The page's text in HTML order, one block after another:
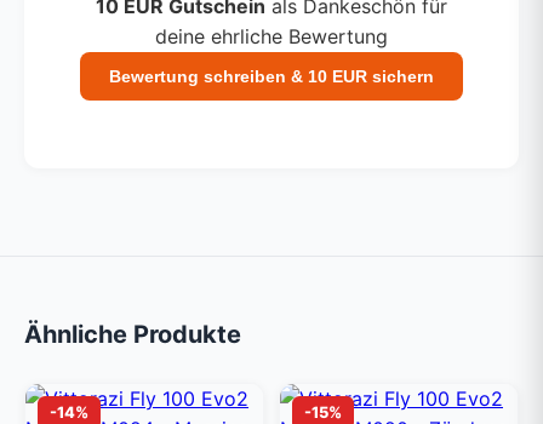
10 EUR Gutschein als Dankeschön für
deine ehrliche Bewertung
Bewertung schreiben & 10 EUR sichern
Ähnliche Produkte
-14% -15%